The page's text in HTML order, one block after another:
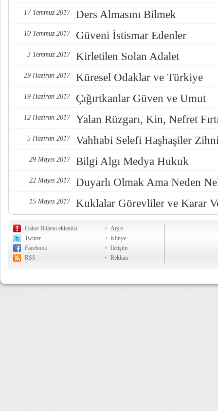
17 Temmuz 2017 Ders Almasını Bilmek
10 Temmuz 2017 Güveni İstismar Edenler
3 Temmuz 2017 Kirletilen Solan Adalet
29 Haziran 2017 Küresel Odaklar ve Türkiye
19 Haziran 2017 Çığırtkanlar Güven ve Umut
12 Haziran 2017 Yalan Rüzgarı, Kin, Nefret
5 Haziran 2017 Vahhabi Selefi Haşhaşiler
29 Mayıs 2017 Bilgi Algı Medya Hukuk
22 Mayıs 2017 Duyarlı Olmak Ama Neden
15 Mayıs 2017 Kuklalar Görevliler ve Karar
Haber Bülteni eklentisi
Twitter
Facebook
RSS
Arşiv
Künye
İletişim
Reklam